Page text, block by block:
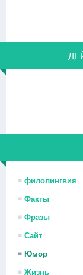
филолингвия
Факты
Фразы
Сайт
Юмор
Жизнь